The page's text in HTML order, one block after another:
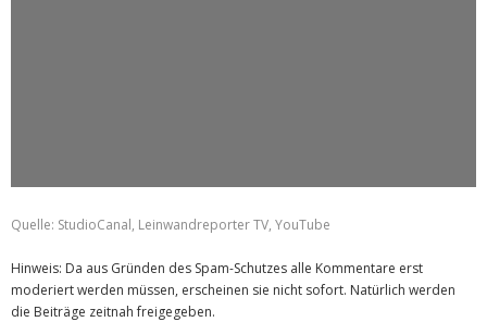
Quelle: StudioCanal, Leinwandreporter TV, YouTube
Hinweis: Da aus Gründen des Spam-Schutzes alle Kommentare erst
moderiert werden müssen, erscheinen sie nicht sofort. Natürlich werden
die Beiträge zeitnah freigegeben.